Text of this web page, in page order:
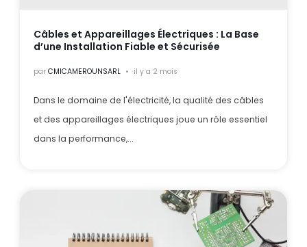
Câbles et Appareillages Électriques : La Base
d’une Installation Fiable et Sécurisée
par CMICAMEROUNSARL il y a 2 mois
Dans le domaine de l'électricité, la qualité des câbles
et des appareillages électriques joue un rôle essentiel
dans la performance,...